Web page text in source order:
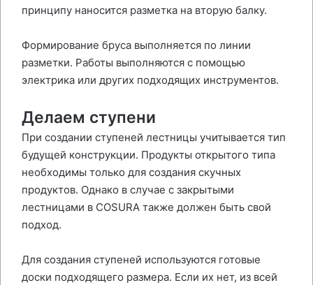
принципу наносится разметка на вторую балку.
Формирование бруса выполняется по линии
разметки. Работы выполняются с помощью
электрика или других подходящих инструментов.
Делаем ступени
При создании ступеней лестницы учитывается тип
будущей конструкции. Продукты открытого типа
необходимы только для создания скучных
продуктов. Однако в случае с закрытыми
лестницами в COSURA также должен быть свой
подход.
Для создания ступеней используются готовые
доски подходящего размера. Если их нет, из всей